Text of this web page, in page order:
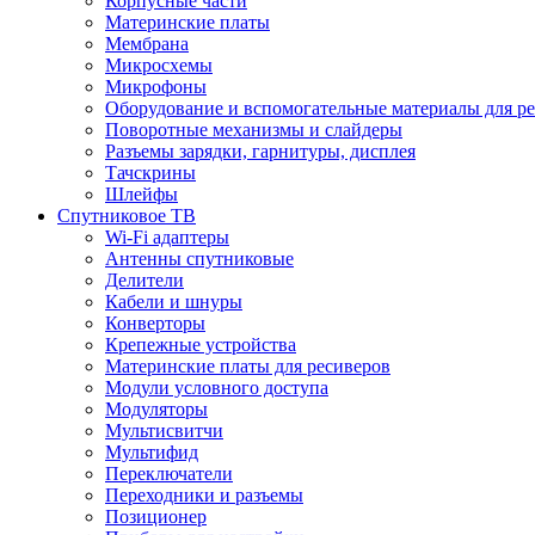
Материнские платы
Мембрана
Микросхемы
Микрофоны
Оборудование и вспомогательные материалы для
Поворотные механизмы и слайдеры
Разъемы зарядки, гарнитуры, дисплея
Тачскрины
Шлейфы
Спутниковое ТВ
Wi-Fi адаптеры
Антенны спутниковые
Делители
Кабели и шнуры
Конверторы
Крепежные устройства
Материнские платы для ресиверов
Модули условного доступа
Модуляторы
Мультисвитчи
Мультифид
Переключатели
Переходники и разъемы
Позиционер